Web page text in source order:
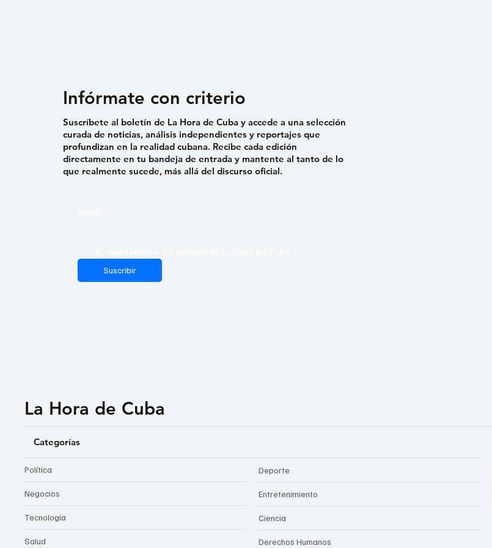
Infórmate con criterio
Suscribir
Suscríbete al boletín de La Hora de Cuba y accede a una selección
curada de noticias, análisis independientes y reportajes que
profundizan en la realidad cubana. Recibe cada edición
directamente en tu bandeja de entrada y mantente al tanto de lo
que realmente sucede, más allá del discurso oficial.
La Hora de Cuba
Categorías
Política
Negocios
Tecnología
Salud
Deporte
Entretenimiento
Ciencia
Derechos Humanos